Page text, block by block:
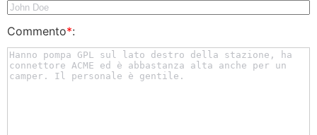
Commento*: